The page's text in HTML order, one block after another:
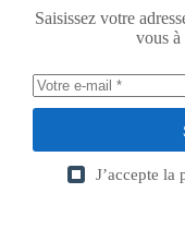
Saisissez votre
vous à
J’accepte la